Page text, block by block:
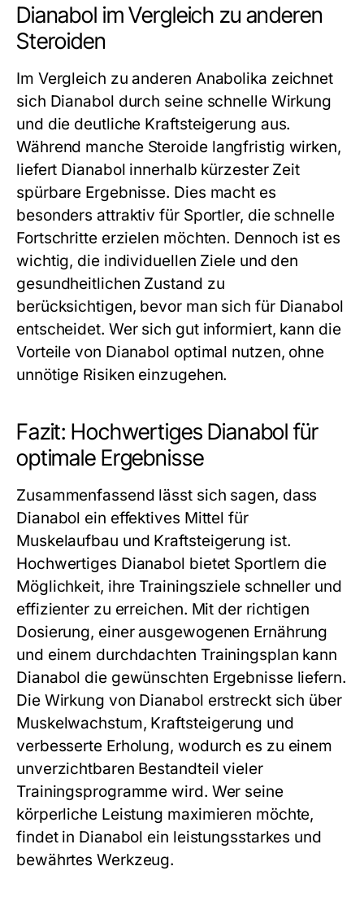
Dianabol im Vergleich zu anderen
Steroiden
Im Vergleich zu anderen Anabolika zeichnet
sich Dianabol durch seine schnelle Wirkung
und die deutliche Kraftsteigerung aus.
Während manche Steroide langfristig wirken,
liefert Dianabol innerhalb kürzester Zeit
spürbare Ergebnisse. Dies macht es
besonders attraktiv für Sportler, die schnelle
Fortschritte erzielen möchten. Dennoch ist es
wichtig, die individuellen Ziele und den
gesundheitlichen Zustand zu
berücksichtigen, bevor man sich für Dianabol
entscheidet. Wer sich gut informiert, kann die
Vorteile von Dianabol optimal nutzen, ohne
unnötige Risiken einzugehen.
Fazit: Hochwertiges Dianabol für
optimale Ergebnisse
Zusammenfassend lässt sich sagen, dass
Dianabol ein effektives Mittel für
Muskelaufbau und Kraftsteigerung ist.
Hochwertiges Dianabol bietet Sportlern die
Möglichkeit, ihre Trainingsziele schneller und
effizienter zu erreichen. Mit der richtigen
Dosierung, einer ausgewogenen Ernährung
und einem durchdachten Trainingsplan kann
Dianabol die gewünschten Ergebnisse liefern.
Die Wirkung von Dianabol erstreckt sich über
Muskelwachstum, Kraftsteigerung und
verbesserte Erholung, wodurch es zu einem
unverzichtbaren Bestandteil vieler
Trainingsprogramme wird. Wer seine
körperliche Leistung maximieren möchte,
findet in Dianabol ein leistungsstarkes und
bewährtes Werkzeug.